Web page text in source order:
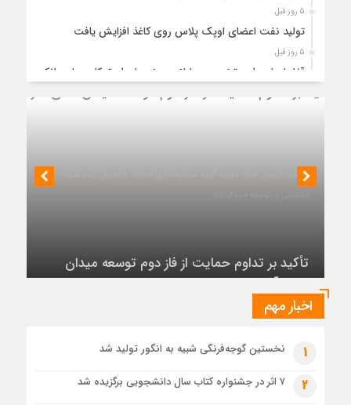
5 روز قبل
تولید نفت اعضای اوپک پلاس روی کاغذ افزایش یافت
5 روز قبل
آغاز اجرای طرح تخصیص یارانه سوخت از طریق کارت‌های بانکی
مزیت قیمتی CNG؛ سوختی پاک برای کاهش هزینه خانوار و
واردات بنزین
1 هفته قبل
عرضه اولیه تابان فردا (بزرگترین عرضه اولیه تاریخ بورس) از
نگاهی دیگر
1 هفته قبل
حل موانع صادرات برق
نشست رئیس هیأت مدیره گروه سرمایه‌گذاری اهداف با مدیران ارشد شرکت
نفتی آذر
اخبار مهم
1 نخستین گوجه‌فرنگی شبیه به انگور تولید شد
2 ۷ اثر در جشنواره کتاب سال دانشجویی برگزیده شد